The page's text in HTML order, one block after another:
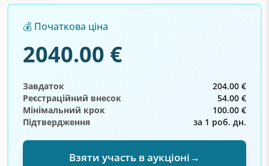
💰 Початкова ціна
2040.00 €
Завдаток
204.00 €
Реєстраційний внесок
54.00 €
Мінімальний крок
100.00 €
Підтвердження
за 1 роб. дн.
Взяти участь в аукціоні→